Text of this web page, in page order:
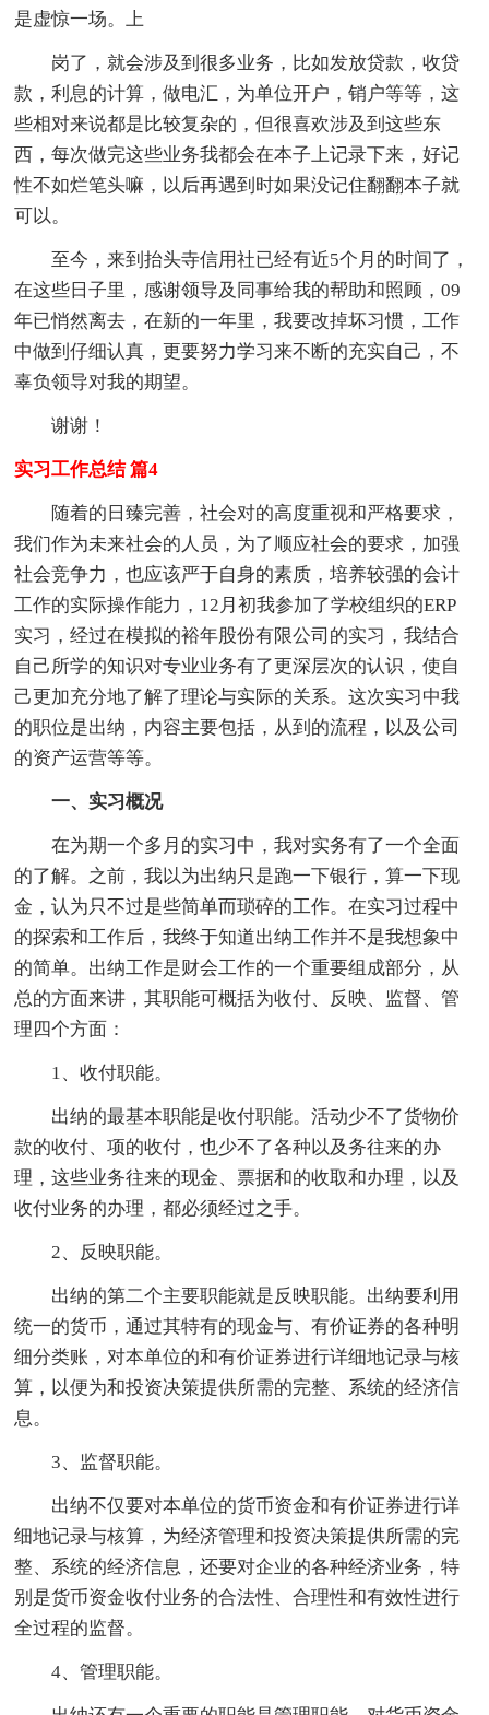
是虚惊一场。上
岗了，就会涉及到很多业务，比如发放贷款，收贷
款，利息的计算，做电汇，为单位开户，销户等等，这
些相对来说都是比较复杂的，但很喜欢涉及到这些东
西，每次做完这些业务我都会在本子上记录下来，好记
性不如烂笔头嘛，以后再遇到时如果没记住翻翻本子就
可以。
至今，来到抬头寺信用社已经有近5个月的时间了，
在这些日子里，感谢领导及同事给我的帮助和照顾，09
年已悄然离去，在新的一年里，我要改掉坏习惯，工作
中做到仔细认真，更要努力学习来不断的充实自己，不
辜负领导对我的期望。
谢谢！
实习工作总结 篇4
随着的日臻完善，社会对的高度重视和严格要求，
我们作为未来社会的人员，为了顺应社会的要求，加强
社会竞争力，也应该严于自身的素质，培养较强的会计
工作的实际操作能力，12月初我参加了学校组织的ERP
实习，经过在模拟的裕年股份有限公司的实习，我结合
自己所学的知识对专业业务有了更深层次的认识，使自
己更加充分地了解了理论与实际的关系。这次实习中我
的职位是出纳，内容主要包括，从到的流程，以及公司
的资产运营等等。
一、实习概况
在为期一个多月的实习中，我对实务有了一个全面
的了解。之前，我以为出纳只是跑一下银行，算一下现
金，认为只不过是些简单而琐碎的工作。在实习过程中
的探索和工作后，我终于知道出纳工作并不是我想象中
的简单。出纳工作是财会工作的一个重要组成部分，从
总的方面来讲，其职能可概括为收付、反映、监督、管
理四个方面：
1、收付职能。
出纳的最基本职能是收付职能。活动少不了货物价
款的收付、项的收付，也少不了各种以及务往来的办
理，这些业务往来的现金、票据和的收取和办理，以及
收付业务的办理，都必须经过之手。
2、反映职能。
出纳的第二个主要职能就是反映职能。出纳要利用
统一的货币，通过其特有的现金与、有价证券的各种明
细分类账，对本单位的和有价证券进行详细地记录与核
算，以便为和投资决策提供所需的完整、系统的经济信
息。
3、监督职能。
出纳不仅要对本单位的货币资金和有价证券进行详
细地记录与核算，为经济管理和投资决策提供所需的完
整、系统的经济信息，还要对企业的各种经济业务，特
别是货币资金收付业务的合法性、合理性和有效性进行
全过程的监督。
4、管理职能。